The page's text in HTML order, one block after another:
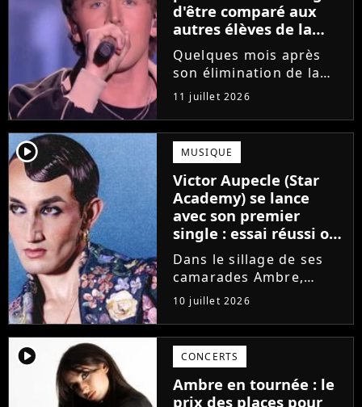
d'être comparé aux
autres élèves de la
Star Academy
Quelques mois après
son élimination de la
Star Academy, Bastiaan
tente de lancer sa
carrière dans la
musique. Et pour ça, le
chanteur a récemment
dévoilé "Château", son
premier single....
11 juillet 2026
player2 MUSIQUE
Victor Aupecle (Star
Academy) se lance
avec son premier
single : essai réussi ou
manqué ? Voici notre
avis !
Dans le sillage de ses
camarades Ambre,
Bastiaan ou Melissa,
Victor Aupecle lance
son projet musical ce
vendredi 10 juillet avec
la parution du single Je
fais de mon mieux. Le
demi-finaliste...
10 juillet 2026
player2 CONCERTS
Ambre en tournée : le
prix des places pour